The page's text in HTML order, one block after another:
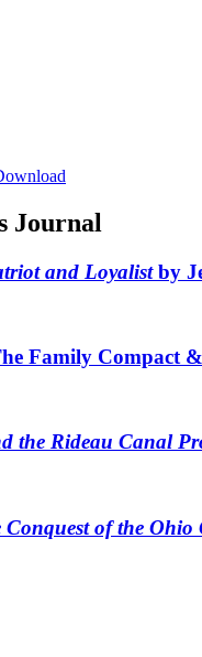
Journal
and Loyalistby
Family Compact
the Rideau Canal
of the Ohio